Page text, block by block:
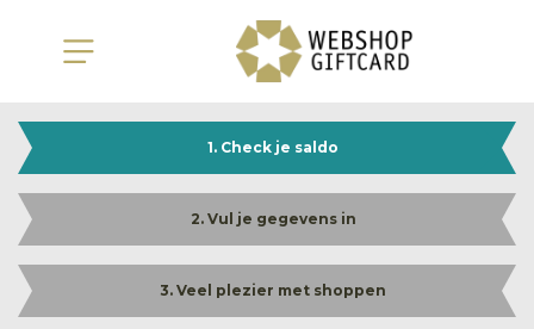
1. Check je saldo
2. Vul je gegevens in
3. Veel plezier met shoppen